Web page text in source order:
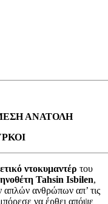
ΑΝΑΤΟΛΗ
ντοκυμαντέρ του
Tahsin Isbilen,
απλών ανθρώπων απ’ τις
να έρθει απόψε